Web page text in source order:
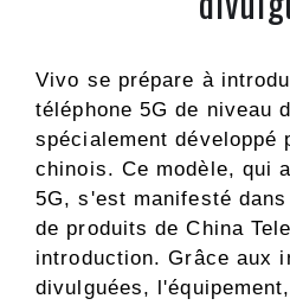
Vivo se prépare à
téléphone 5G de niveau
spécialement développé
chinois. Ce modèle, qui
5G, s'est manifesté
de produits de China
introduction. Grâce aux
divulguées,